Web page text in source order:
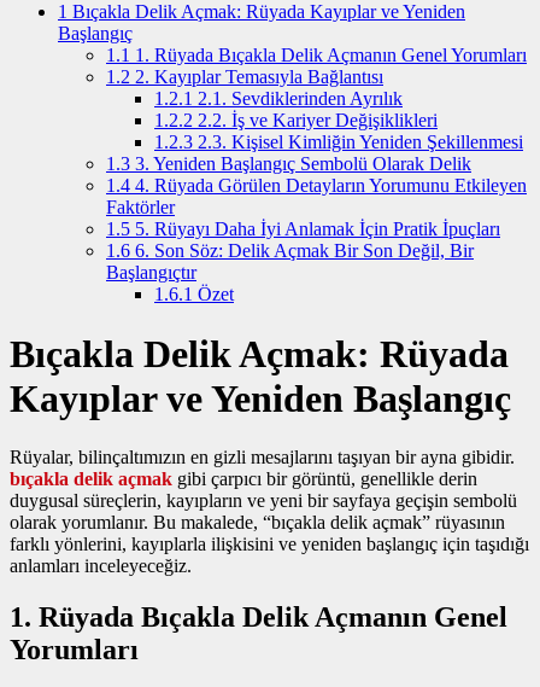
1 Bıçakla Delik Açmak: Rüyada Kayıplar ve Yeniden
Başlangıç
1.1 1. Rüyada Bıçakla Delik Açmanın Genel Yorumları
1.2 2. Kayıplar Temasıyla Bağlantısı
1.2.1 2.1. Sevdiklerinden Ayrılık
1.2.2 2.2. İş ve Kariyer Değişiklikleri
1.2.3 2.3. Kişisel Kimliğin Yeniden Şekillenmesi
1.3 3. Yeniden Başlangıç Sembolü Olarak Delik
1.4 4. Rüyada Görülen Detayların Yorumunu Etkileyen
Faktörler
1.5 5. Rüyayı Daha İyi Anlamak İçin Pratik İpuçları
1.6 6. Son Söz: Delik Açmak Bir Son Değil, Bir
Başlangıçtır
1.6.1 Özet
Bıçakla Delik Açmak: Rüyada
Kayıplar ve Yeniden Başlangıç
Rüyalar, bilinçaltımızın en gizli mesajlarını taşıyan bir ayna gibidir.
bıçakla delik açmak gibi çarpıcı bir görüntü, genellikle derin
duygusal süreçlerin, kayıpların ve yeni bir sayfaya geçişin sembolü
olarak yorumlanır. Bu makalede, “bıçakla delik açmak” rüyasının
farklı yönlerini, kayıplarla ilişkisini ve yeniden başlangıç için taşıdığı
anlamları inceleyeceğiz.
1. Rüyada Bıçakla Delik Açmanın Genel
Yorumları